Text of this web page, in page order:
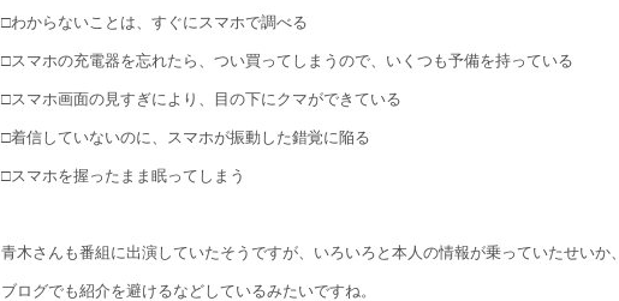
□わからないことは、すぐにスマホで調べる
□スマホの充電器を忘れたら、つい買ってしまうので、いくつも予備を持っている
□スマホ画面の見すぎにより、目の下にクマができている
□着信していないのに、スマホが振動した錯覚に陥る
□スマホを握ったまま眠ってしまう
青木さんも番組に出演していたそうですが、いろいろと本人の情報が乗っていたせいか、
ブログでも紹介を避けるなどしているみたいですね。